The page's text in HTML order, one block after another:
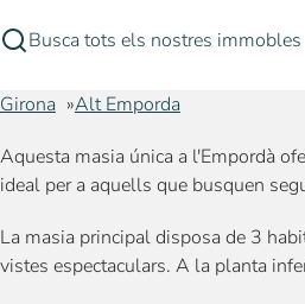
Busca tots els nostres immobles
Girona
Alt Emporda
Aquesta masia única a l'Empordà
ideal per a aquells que busquen
La masia principal disposa de 3
vistes espectaculars. A la planta